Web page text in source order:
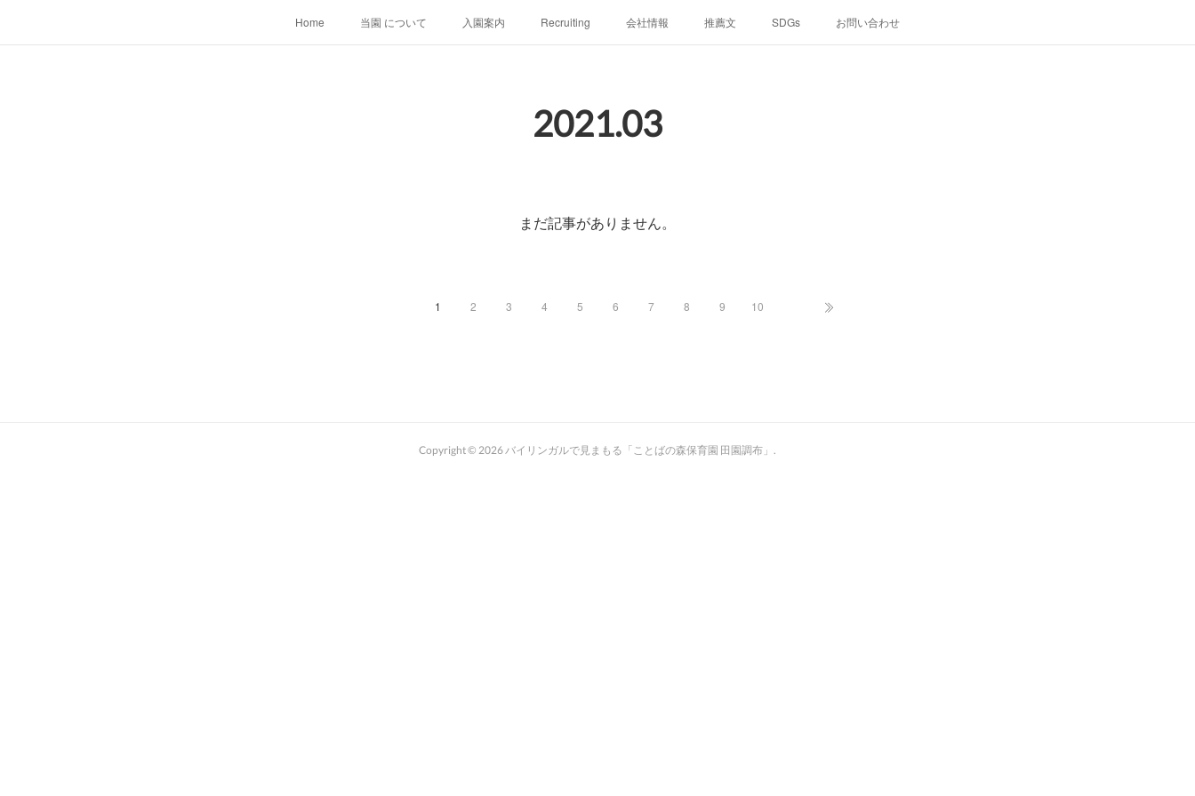
Home 当園 について 入園案内 Recruiting 会社情報 推薦文 SDGs お問い合わせ
2021.03
まだ記事がありません。
1 2 3 4 5 6 7 8 9 10
Copyright © 2026バイリンガルで見まもる「ことばの森保育園 田園調布」 .